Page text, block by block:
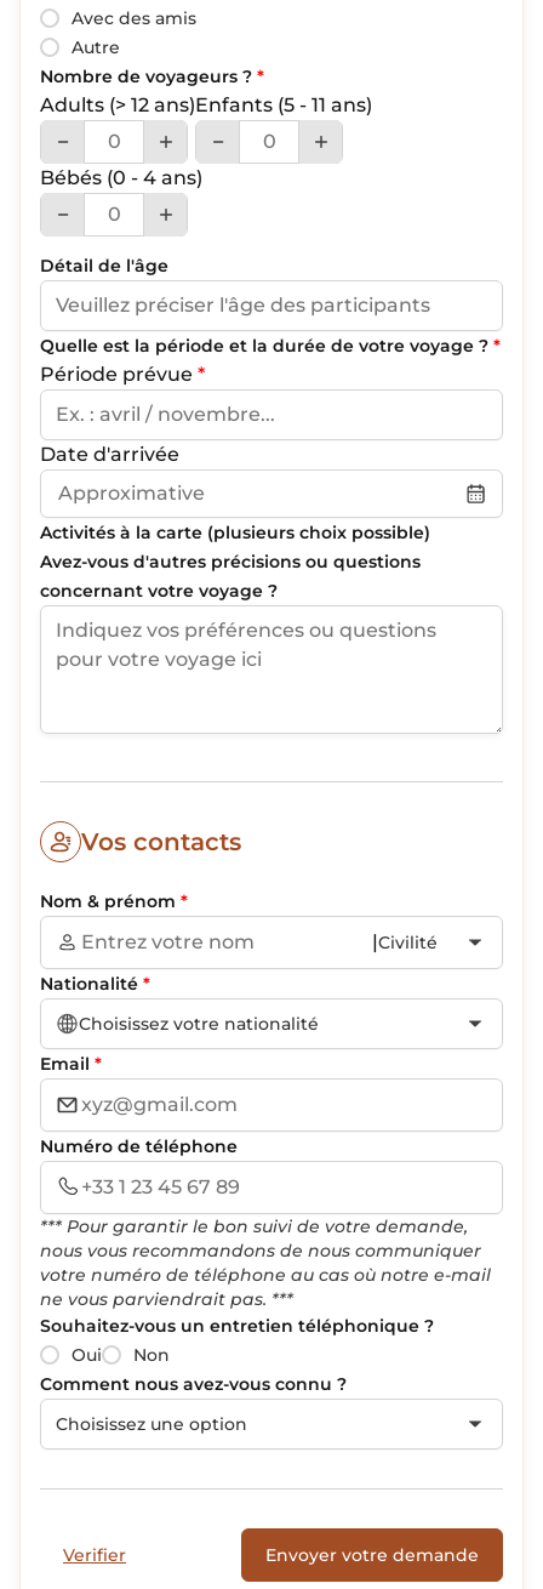
Avec des amis
Autre
Nombre de voyageurs ? *
Adults (> 12 ans)Enfants (5 - 11 ans)
Bébés (0 - 4 ans)
Détail de l'âge
Quelle est la période et la durée de votre voyage ? *
Période prévue *
Date d'arrivée
Activités à la carte (plusieurs choix possible)
Avez-vous d'autres précisions ou questions
concernant votre voyage ?
Vos contacts
Nom & prénom *
|Civilité
Nationalité *
Choisissez votre nationalité
Email *
Numéro de téléphone
*** Pour garantir le bon suivi de votre demande,
nous vous recommandons de nous communiquer
votre numéro de téléphone au cas où notre e-mail
ne vous parviendrait pas. ***
Souhaitez-vous un entretien téléphonique ?
Oui
Non
Comment nous avez-vous connu ?
Choisissez une option
Verifier Envoyer votre demande